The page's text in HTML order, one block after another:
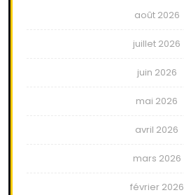
août 2026
juillet 2026
juin 2026
mai 2026
avril 2026
mars 2026
février 2026